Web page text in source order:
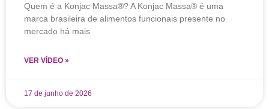
Quem é a Konjac Massa®? A Konjac Massa® é uma
marca brasileira de alimentos funcionais presente no
mercado há mais
VER VÍDEO »
17 de junho de 2026